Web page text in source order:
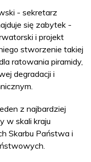
- sekretarz
się zabytek -
i projekt
stworzenie takiej
ratowania piramidy,
degradacji i
z najbardziej
w skali kraju
Skarbu Państwa i